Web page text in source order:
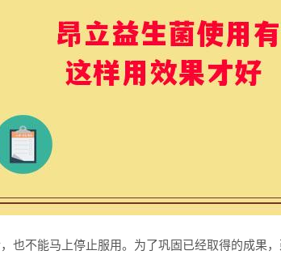
也不能马上停止服用。为了巩固已经取得的成果